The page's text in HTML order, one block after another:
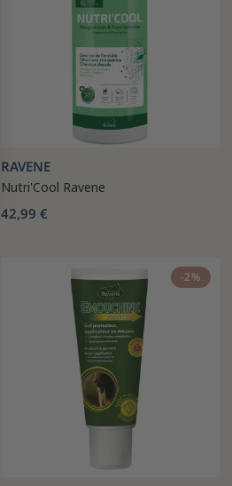
RAVENE
Nutri'Cool Ravene
42,99 €
-2%